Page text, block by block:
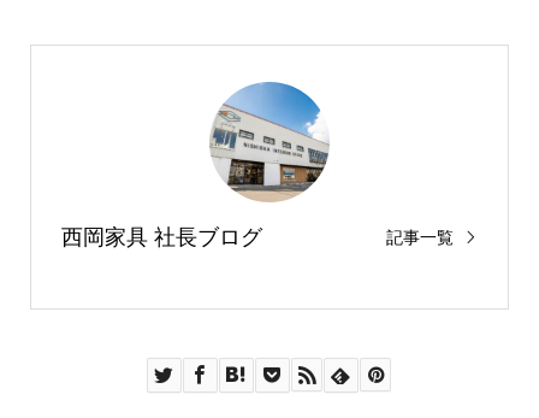
西岡家具 社長ブログ 記事一覧